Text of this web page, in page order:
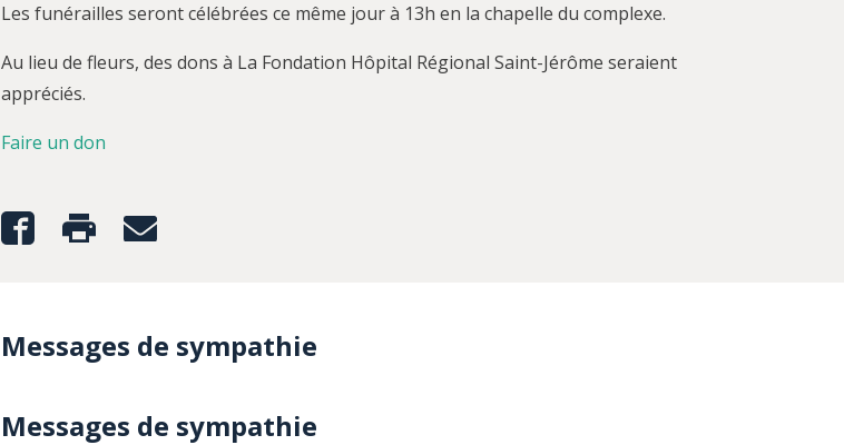
Les funérailles seront célébrées ce même jour à 13h en la chapelle du complexe.
Au lieu de fleurs, des dons à La Fondation Hôpital Régional Saint-Jérôme seraient
appréciés.
Faire un don
Messages de sympathie
Messages de sympathie